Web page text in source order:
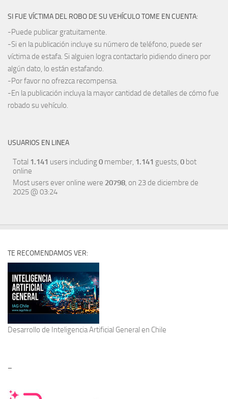
SI FUE VÍCTIMA DEL ROBO DE SU VEHÍCULO TOME EN CUENTA:
-Puede publicar gratuitamente.
-Si en la publicación incluye su número de teléfono, puede ser
víctima de estafa. Si alguien logra contactarlo pidiendo dinero por
algún dato, lo están estafando.
-Por favor no ofrezca recompensa.
-En la publicación incluya la mayor cantidad de detalles de cómo fue
robado su vehículo.
USUARIOS EN LINEA
Total 1.141 users including0 member, 1.141 guests, 0 bot
online
Most users ever online were 20798 , on 23 de diciembre de
2025 @ 03:24
TE RECOMENDAMOS VER:
Desarrollo de Inteligencia Artificial General en Chile
–